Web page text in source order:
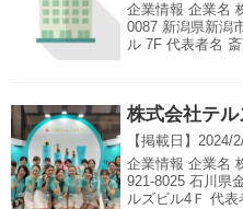
企業情報 企業名
0087 新潟県新潟
ル 7F 代表者名
株式会社テ
【掲載日】 2024/
企業情報 企業名
921-8025 石川県
ルズビル4Ｆ 代